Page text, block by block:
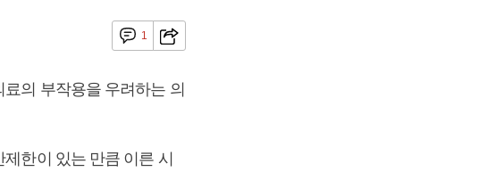
1
의 부작용을 우려하는 의
한이 있는 만큼 이른 시